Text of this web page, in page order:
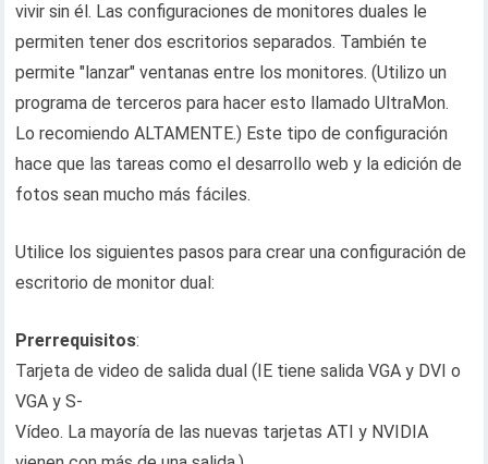
vivir sin él. Las configuraciones de monitores duales le
permiten tener dos escritorios separados. También te
permite "lanzar" ventanas entre los monitores. (Utilizo un
programa de terceros para hacer esto llamado UltraMon.
Lo recomiendo ALTAMENTE.) Este tipo de configuración
hace que las tareas como el desarrollo web y la edición de
fotos sean mucho más fáciles.
Utilice los siguientes pasos para crear una configuración de
escritorio de monitor dual:
Prerrequisitos:
Tarjeta de video de salida dual (IE tiene salida VGA y DVI o
VGA y S-
Vídeo. La mayoría de las nuevas tarjetas ATI y NVIDIA